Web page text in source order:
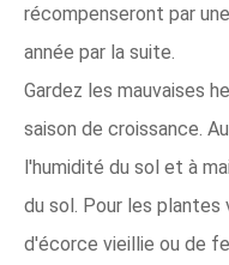
récompenseront par
année par la suite.
Gardez les mauvaises
saison de croissance.
l'humidité du sol et à
du sol. Pour les plantes
d'écorce vieillie ou de